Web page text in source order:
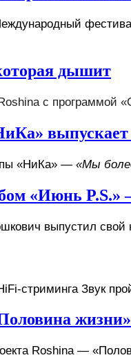
дышит
с программой
«НиКа» — «Мы
«Июнь P.S.»
выпустил
стриминга Звук
Roshina —